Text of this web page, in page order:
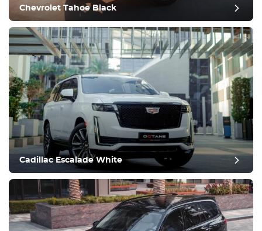
pós-revisão
Chevrolet Tahoe Black
Cadillac Escalade White